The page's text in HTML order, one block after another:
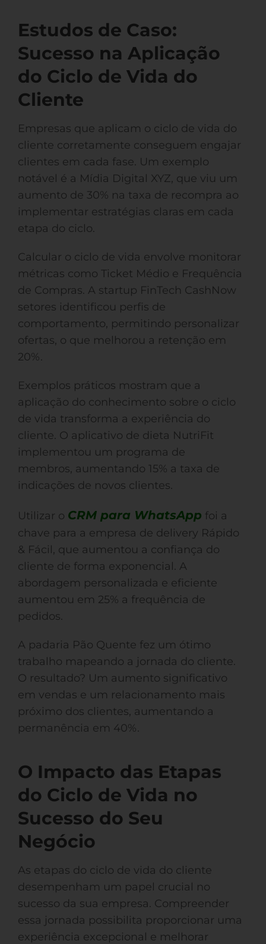
Estudos de Caso:
Sucesso na Aplicação
do Ciclo de Vida do
Cliente
Empresas que aplicam o ciclo de vida do
cliente corretamente conseguem engajar
clientes em cada fase. Um exemplo
notável é a Mídia Digital XYZ, que viu um
aumento de 30% na taxa de recompra ao
implementar estratégias claras em cada
etapa do ciclo.
Calcular o ciclo de vida envolve monitorar
métricas como Ticket Médio e Frequência
de Compras. A startup FinTech CashNow
setores identificou perfis de
comportamento, permitindo personalizar
ofertas, o que melhorou a retenção em
20%.
Exemplos práticos mostram que a
aplicação do conhecimento sobre o ciclo
de vida transforma a experiência do
cliente. O aplicativo de dieta NutriFit
implementou um programa de
membros, aumentando 15% a taxa de
indicações de novos clientes.
Utilizar o CRM para WhatsApp foi a
chave para a empresa de delivery Rápido
& Fácil, que aumentou a confiança do
cliente de forma exponencial. A
abordagem personalizada e eficiente
aumentou em 25% a frequência de
pedidos.
A padaria Pão Quente fez um ótimo
trabalho mapeando a jornada do cliente.
O resultado? Um aumento significativo
em vendas e um relacionamento mais
próximo dos clientes, aumentando a
permanência em 40%.
O Impacto das Etapas
do Ciclo de Vida no
Sucesso do Seu
Negócio
As etapas do ciclo de vida do cliente
desempenham um papel crucial no
sucesso da sua empresa. Compreender
essa jornada possibilita proporcionar uma
experiência excepcional e melhorar